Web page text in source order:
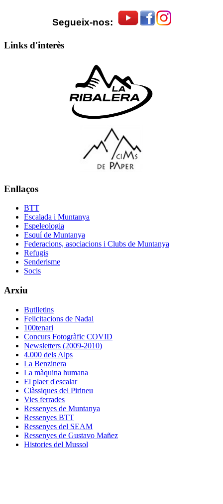
Segueix-nos:
Links d'interès
Enllaços
BTT
Escalada i Muntanya
Espeleologia
Esquí de Muntanya
Federacions, asociacions i Clubs de Muntanya
Refugis
Senderisme
Socis
Arxiu
Butlletins
Felicitacions de Nadal
100tenari
Concurs Fotogràfic COVID
Newsletters (2009-2010)
4.000 dels Alps
La Benzinera
La màquina humana
El plaer d'escalar
Clàssiques del Pirineu
Vies ferrades
Ressenyes de Muntanya
Ressenyes BTT
Ressenyes del SEAM
Ressenyes de Gustavo Mañez
Histories del Mussol